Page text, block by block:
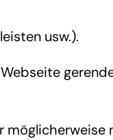
usw.).
möglicherweise